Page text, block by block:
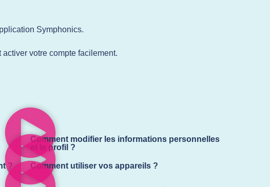
Symphonics.
votre compte facilement.
Comment modifier les informations personnelles
et le profil ?
? Comment utiliser vos appareils ?